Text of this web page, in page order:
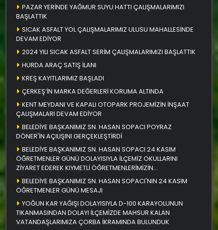
PAZAR YERİNDE YAĞMUR SUYU HATTI ÇALIŞMALARIMIZI
BAŞLATTIK
SICAK ASFALT YOL ÇALIŞMALARIMIZ ULUSU MAHALLESİNDE
DEVAM EDİYOR
2024 YILI SICAK ASFALT SERİM ÇALIŞMALARIMIZI BAŞLATTIK
HURDA ARAÇ SATIŞ İLANI
KREŞ KAYITLARIMIZ BAŞLADI
ÇERKEŞ’İN MARKA DEĞERLERİ KORUMA ALTINDA
KENT MEYDANI VE KAPALI OTOPARK PROJEMİZİN İNŞAAT
ÇALIŞMALARI DEVAM EDİYOR
BELEDİYE BAŞKANIMIZ SN. HASAN SOPACI POYRAZ
DÖNER'İN AÇILIŞINI GERÇEKLEŞTİRDİ
BELEDİYE BAŞKANIMIZ SN. HASAN SOPACI 24 KASIM
ÖĞRETMENLER GÜNÜ DOLAYISIYLA İLÇEMİZ OKULLARINI
ZİYARET EDEREK KIYMETLİ ÖĞRETMENLERİMİZİN
ÖĞRETMENLER GÜNÜNÜ KUTLADI
BELEDİYE BAŞKANIMIZ SN. HASAN SOPACI'NIN 24 KASIM
ÖĞRETMENLER GÜNÜ MESAJI
YOĞUN KAR YAĞIŞI DOLAYISIYLA D-100 KARAYOLUNUN
TIKANMASINDAN DOLAYI İLÇEMİZDE MAHSUR KALAN
VATANDAŞLARIMIZA ÇORBA İKRAMINDA BULUNDUK